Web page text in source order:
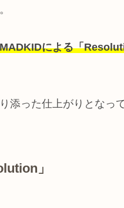
MADKIDによる「
添った仕上がりとなっ
」